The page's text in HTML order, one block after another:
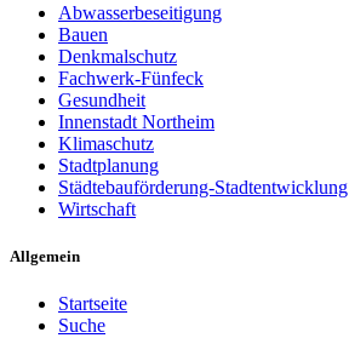
Abwasserbeseitigung
Bauen
Denkmalschutz
Fachwerk-Fünfeck
Gesundheit
Innenstadt Northeim
Klimaschutz
Stadtplanung
Städtebauförderung-Stadtentwicklung
Wirtschaft
Allgemein
Startseite
Suche